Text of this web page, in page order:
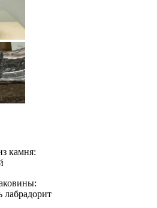
камня:
лабрадорит